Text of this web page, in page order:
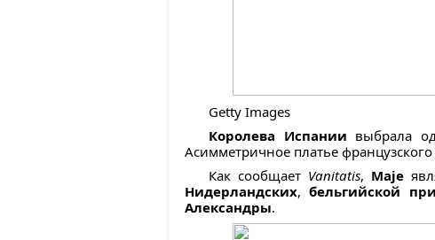
Getty Images
Королева Испании выбрала
Асимметричное платье
Как сообщаетVanitatis, Maje
Нидерландских,бельгийской
Александры.